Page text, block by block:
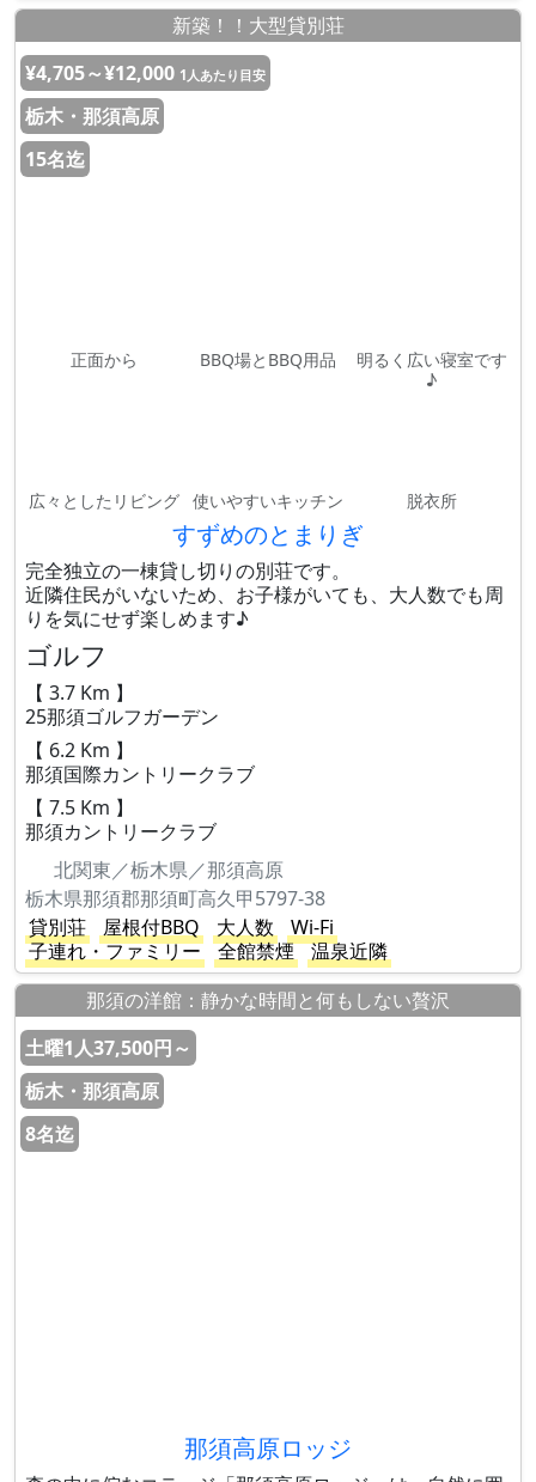
新築！！大型貸別荘
¥4,705～¥12,000 1人あたり目安
栃木・那須高原
15名迄
正面から BBQ場とBBQ用品
明るく広い寝室です
♪
広々としたリビング 使いやすいキッチン 脱衣所
すずめのとまりぎ
完全独立の一棟貸し切りの別荘です。
近隣住民がいないため、お子様がいても、大人数でも周
りを気にせず楽しめます♪
ゴルフ
【 3.7 Km 】
25那須ゴルフガーデン
【 6.2 Km 】
那須国際カントリークラブ
【 7.5 Km 】
那須カントリークラブ
北関東／栃木県／那須高原
栃木県那須郡那須町高久甲5797-38
貸別荘
屋根付BBQ 大人数
Wi-Fi
子連れ・ファミリー
全館禁煙
温泉近隣
那須の洋館：静かな時間と何もしない贅沢
土曜1人37,500円～
栃木・那須高原
8名迄
那須高原ロッジ